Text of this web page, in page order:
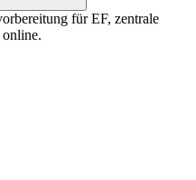
für EF, zentrale